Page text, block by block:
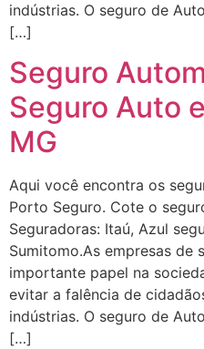
indústrias. O seguro de
[…]
Seguro
Seguro Auto
MG
Aqui você encontra os
Porto Seguro. Cote o
Seguradoras: Itaú, Azul
Sumitomo.As empresas de
importante papel na
evitar a falência de
indústrias. O seguro de
[…]